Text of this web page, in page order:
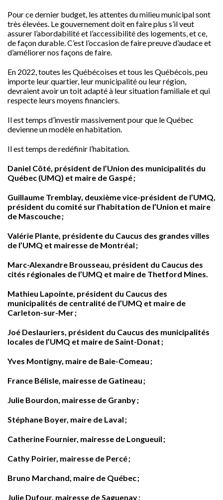
Pour ce dernier budget, les attentes du milieu municipal sont
très élevées. Le gouvernement doit en faire plus s’il veut
assurer l’abordabilité et l’accessibilité des logements, et ce,
de façon durable. C’est l’occasion de faire preuve d’audace et
d’améliorer nos façons de faire.
En 2022, toutes les Québécoises et tous les Québécois, peu
importe leur quartier, leur municipalité ou leur région,
devraient avoir un toit adapté à leur situation familiale et qui
respecte leurs moyens financiers.
Il est temps d’investir massivement pour que le Québec
devienne un modèle en habitation.
Il est temps de redéfinir l’habitation.
Daniel Côté, président de l’Union des municipalités du
Québec (UMQ) et maire de Gaspé ;
Guillaume Tremblay, deuxième vice-président de l’UMQ,
président du comité sur l’habitation de l’Union et maire
de Mascouche ;
Valérie Plante, présidente du Caucus des grandes villes
de l’UMQ et mairesse de Montréal ;
Marc-Alexandre Brousseau, président du Caucus des
cités régionales de l’UMQ et maire de Thetford Mines.
Mathieu Lapointe, président du Caucus des
municipalités de centralité de l’UMQ et maire de
Carleton-sur-Mer ;
Joé Deslauriers, président du Caucus des municipalités
locales de l’UMQ et maire de Saint-Donat ;
Yves Montigny, maire de Baie-Comeau ;
France Bélisle, mairesse de Gatineau ;
Julie Bourdon, mairesse de Granby ;
Stéphane Boyer, maire de Laval ;
Catherine Fournier, mairesse de Longueuil ;
Cathy Poirier, mairesse de Percé ;
Bruno Marchand, maire de Québec ;
Julie Dufour, mairesse de Saguenay ;